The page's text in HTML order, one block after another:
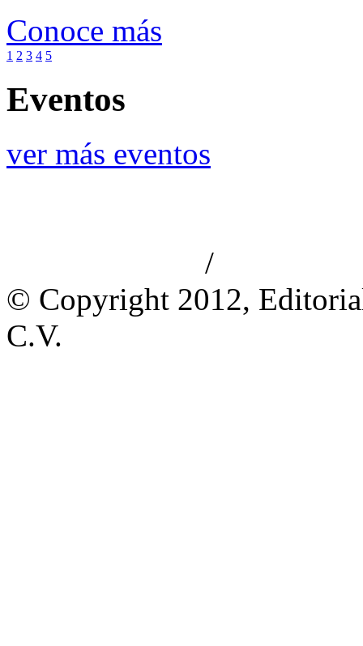
Conoce más
1 2 3 4 5
Eventos
ver más eventos
/
© Copyright 2012,
C.V.